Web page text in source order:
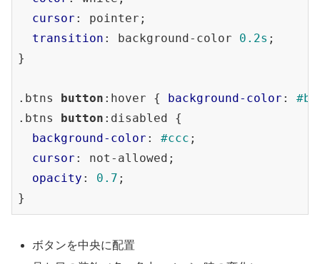
cursor : pointer;
transition : background-color 0.2s ;
}
.btns button :hover { background-color :
.btns
button :disabled
{
background-color : #ccc ;
cursor : not-allowed;
opacity : 0.7 ;
ボタンを中央に配置